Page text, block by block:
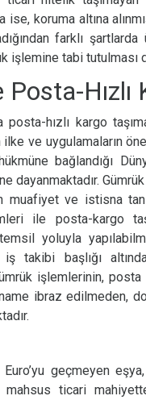
koruma altına
farklı
işlemine tabi tutulması
Hızlı
hızlı kargo
ve uygulamaların
bağlandığı
dayanmaktadır.
muafiyet ve istisna
ile posta-kargo
yoluyla
takibi başlığı
işlemlerinin, posta
ibraz edilmeden,
geçmeyen
mahsus ticari